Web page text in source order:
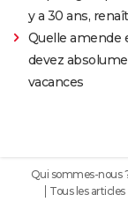
y a 30 ans,
Quelle amende
devez
vacances
Qui sommes-nous
Tous les articles